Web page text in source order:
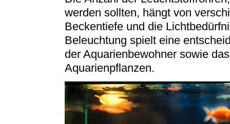
werden sollten, hängt von
Beckentiefe und die
Beleuchtung spielt eine
der Aquarienbewohner sowie
Aquarienpflanzen.